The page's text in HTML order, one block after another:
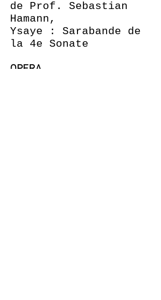
de Prof. Sebastian
Hamann,
Ysaye : Sarabande de
la 4e Sonate
OPERA